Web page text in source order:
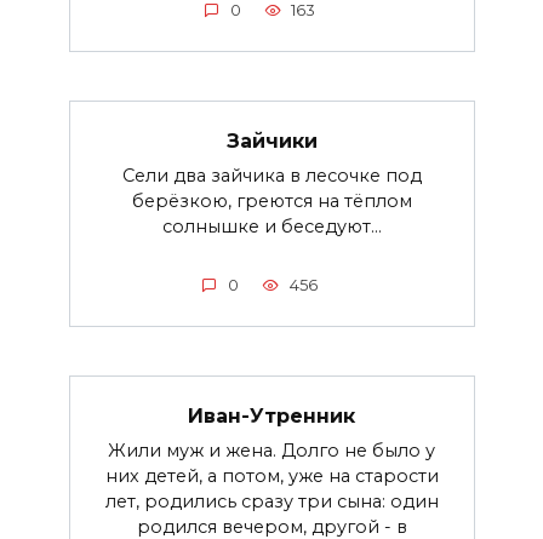
0 163
Зайчики
Сели два зайчика в лесочке под
берёзкою, греются на тёплом
солнышке и беседуют...
0 456
Иван-Утренник
Жили муж и жена. Долго не было у
них детей, а потом, уже на старости
лет, родились сразу три сына: один
родился вечером, другой - в